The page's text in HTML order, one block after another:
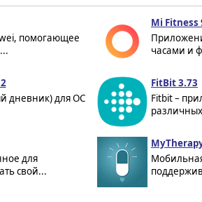
помогающее
Mi Fitness
часами и
дневник) для ОС
FitBit 3.73
Fitbit –
для
свой...